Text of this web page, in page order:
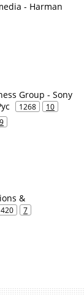
- Harman
Group - Sony
1268 10
9
&
420 7